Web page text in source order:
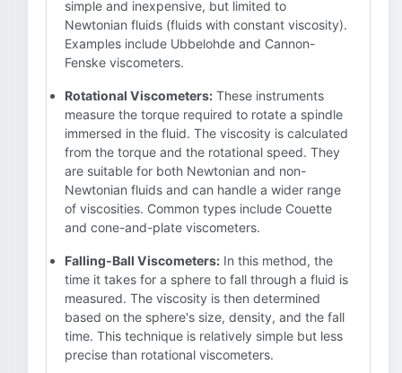
simple and inexpensive, but limited to
Newtonian fluids (fluids with constant viscosity).
Examples include Ubbelohde and Cannon-
Fenske viscometers.
Rotational Viscometers: These instruments
measure the torque required to rotate a spindle
immersed in the fluid. The viscosity is calculated
from the torque and the rotational speed. They
are suitable for both Newtonian and non-
Newtonian fluids and can handle a wider range
of viscosities. Common types include Couette
and cone-and-plate viscometers.
Falling-Ball Viscometers: In this method, the
time it takes for a sphere to fall through a fluid is
measured. The viscosity is then determined
based on the sphere's size, density, and the fall
time. This technique is relatively simple but less
precise than rotational viscometers.